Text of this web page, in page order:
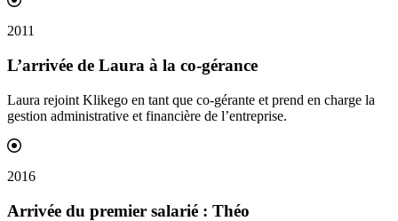
2011
L’arrivée de Laura à la co-gérance
Laura rejoint Klikego en tant que co-gérante et prend en charge la
gestion administrative et financière de l’entreprise.
2016
Arrivée du premier salarié : Théo